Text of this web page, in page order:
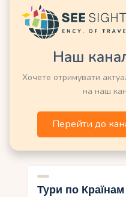
Пошук турів
Екскурсійні
Гарячі тури
Відпочинок на
Тури по Країнам
Наш
Хочете отримувати
на наш
Перейти до